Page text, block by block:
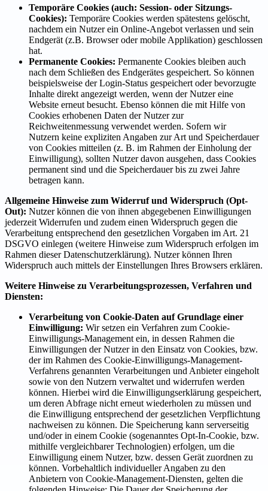
Temporäre Cookies (auch: Session- oder Sitzungs-
Cookies): Temporäre Cookies werden spätestens gelöscht,
nachdem ein Nutzer ein Online-Angebot verlassen und sein
Endgerät (z.B. Browser oder mobile Applikation) geschlossen
hat.
Permanente Cookies: Permanente Cookies bleiben auch
nach dem Schließen des Endgerätes gespeichert. So können
beispielsweise der Login-Status gespeichert oder bevorzugte
Inhalte direkt angezeigt werden, wenn der Nutzer eine
Website erneut besucht. Ebenso können die mit Hilfe von
Cookies erhobenen Daten der Nutzer zur
Reichweitenmessung verwendet werden. Sofern wir
Nutzern keine expliziten Angaben zur Art und Speicherdauer
von Cookies mitteilen (z. B. im Rahmen der Einholung der
Einwilligung), sollten Nutzer davon ausgehen, dass Cookies
permanent sind und die Speicherdauer bis zu zwei Jahre
betragen kann.
Allgemeine Hinweise zum Widerruf und Widerspruch (Opt-
Out): Nutzer können die von ihnen abgegebenen Einwilligungen
jederzeit Widerrufen und zudem einen Widerspruch gegen die
Verarbeitung entsprechend den gesetzlichen Vorgaben im Art. 21
DSGVO einlegen (weitere Hinweise zum Widerspruch erfolgen im
Rahmen dieser Datenschutzerklärung). Nutzer können Ihren
Widerspruch auch mittels der Einstellungen Ihres Browsers erklären.
Weitere Hinweise zu Verarbeitungsprozessen, Verfahren und
Diensten:
Verarbeitung von Cookie-Daten auf Grundlage einer
Einwilligung: Wir setzen ein Verfahren zum Cookie-
Einwilligungs-Management ein, in dessen Rahmen die
Einwilligungen der Nutzer in den Einsatz von Cookies, bzw.
der im Rahmen des Cookie-Einwilligungs-Management-
Verfahrens genannten Verarbeitungen und Anbieter eingeholt
sowie von den Nutzern verwaltet und widerrufen werden
können. Hierbei wird die Einwilligungserklärung gespeichert,
um deren Abfrage nicht erneut wiederholen zu müssen und
die Einwilligung entsprechend der gesetzlichen Verpflichtung
nachweisen zu können. Die Speicherung kann serverseitig
und/oder in einem Cookie (sogenanntes Opt-In-Cookie, bzw.
mithilfe vergleichbarer Technologien) erfolgen, um die
Einwilligung einem Nutzer, bzw. dessen Gerät zuordnen zu
können. Vorbehaltlich individueller Angaben zu den
Anbietern von Cookie-Management-Diensten, gelten die